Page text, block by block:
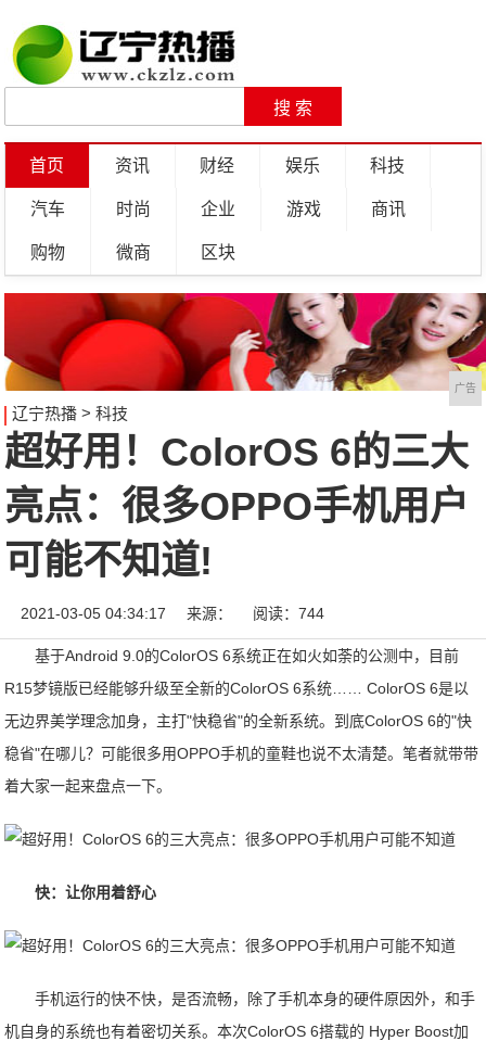
首页 资讯 财经 娱乐 科技
汽车 时尚 企业 游戏 商讯
购物 微商 区块
广告
辽宁热播> 科技
超好用！ColorOS 6的三大
亮点：很多OPPO手机用户
可能不知道!
2021-03-05 04:34:17 来源： 阅读：744
基于Android 9.0的ColorOS 6系统正在如火如荼的公测中，目前
R15梦镜版已经能够升级至全新的ColorOS 6系统…… ColorOS 6是以
无边界美学理念加身，主打"快稳省"的全新系统。到底ColorOS 6的"快
稳省"在哪儿？可能很多用OPPO手机的童鞋也说不太清楚。笔者就带带
着大家一起来盘点一下。
快：让你用着舒心
手机运行的快不快，是否流畅，除了手机本身的硬件原因外，和手
机自身的系统也有着密切关系。本次ColorOS 6搭载的 Hyper Boost加